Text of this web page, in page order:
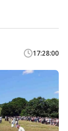
17:28:00